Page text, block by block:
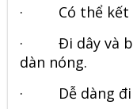
· Có thể
· Đi dây và
dàn nóng.
· Dễ dàng